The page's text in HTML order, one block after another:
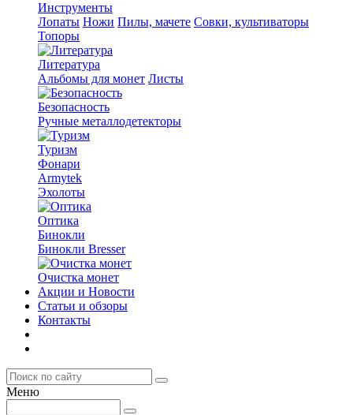
Инструменты
Лопаты Ножи Пилы, мачете Совки, культиваторы
Топоры
Литература
Альбомы для монет Листы
Безопасность
Ручные металлодетекторы
Туризм
Фонари
Armytek
Эхолоты
Оптика
Бинокли
Бинокли Bresser
Очистка монет
Акции и Новости
Статьи и обзоры
Контакты
Меню